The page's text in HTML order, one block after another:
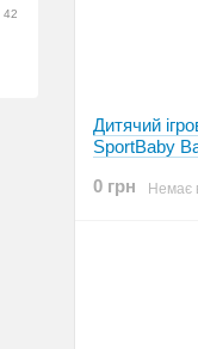
Дитячий
SportBaby
0 грн
Немає
42